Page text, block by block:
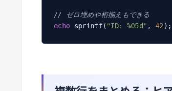
// ゼロ埋めや桁揃えもできる
echo sprintf( "ID: %05d" , 42 );